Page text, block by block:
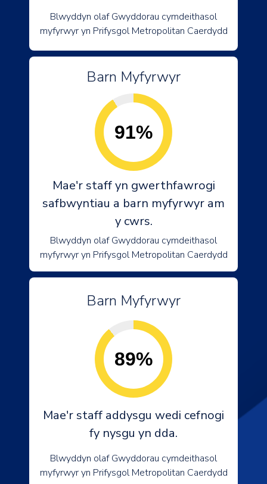
Blwyddyn olaf Gwyddorau cymdeithasol
myfyrwyr yn Prifysgol Metropolitan Caerdydd
Barn Myfyrwyr
91%
Mae'r staff yn gwerthfawrogi
safbwyntiau a barn myfyrwyr am
y cwrs.
Blwyddyn olaf Gwyddorau cymdeithasol
myfyrwyr yn Prifysgol Metropolitan Caerdydd
Barn Myfyrwyr
89%
Mae'r staff addysgu wedi cefnogi
fy nysgu yn dda.
Blwyddyn olaf Gwyddorau cymdeithasol
myfyrwyr yn Prifysgol Metropolitan Caerdydd